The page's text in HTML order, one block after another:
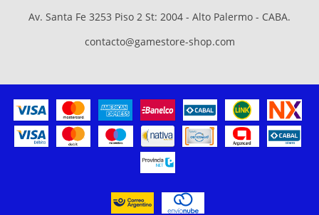
Av. Santa Fe 3253 Piso 2 St: 2004 - Alto Palermo - CABA.
contacto@gamestore-shop.com